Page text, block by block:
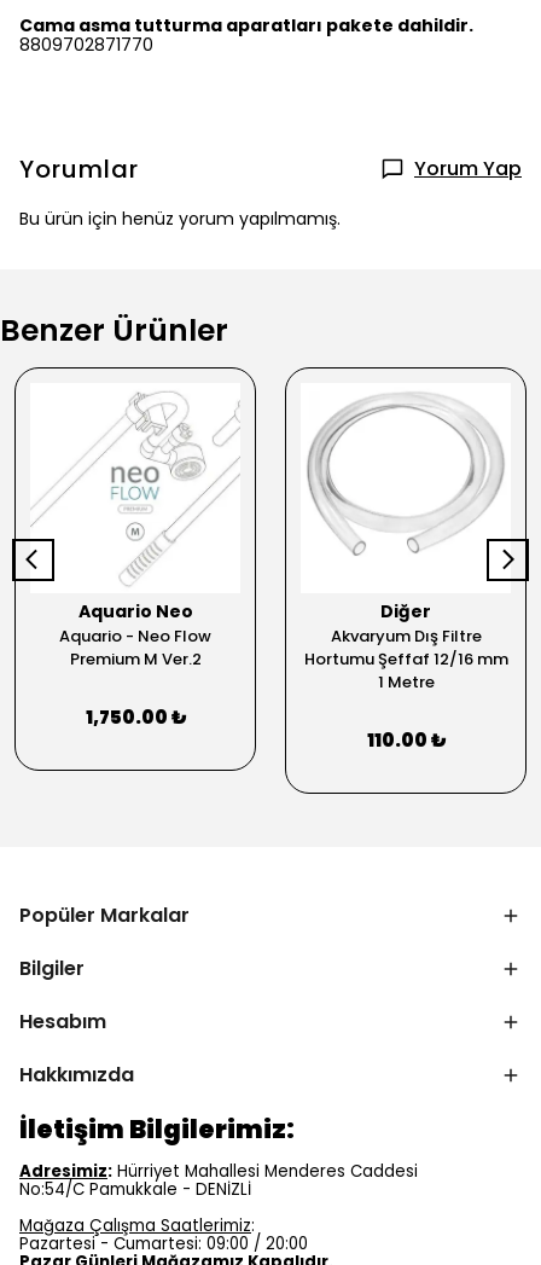
Cama asma tutturma aparatları pakete dahildir.
8809702871770
Yorumlar Yorum Yap
Bu ürün için henüz yorum yapılmamış.
Benzer Ürünler
Aquario Neo
Aquario - Neo Flow
Premium M Ver.2
1,750.00 ₺
Diğer
Akvaryum Dış Filtre
Hortumu Şeffaf 12/16 mm
1 Metre
110.00 ₺
Popüler Markalar
Bilgiler
Hesabım
Hakkımızda
İletişim Bilgilerimiz:
Adresimiz: Hürriyet Mahallesi Menderes Caddesi
No:54/C Pamukkale - DENİZLİ
Mağaza Çalışma Saatlerimiz:
Pazartesi - Cumartesi: 09:00 / 20:00